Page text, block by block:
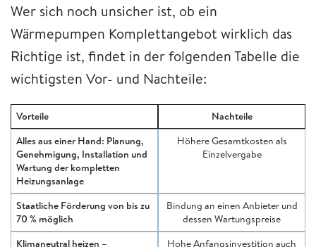
Wer sich noch unsicher ist, ob ein
Wärmepumpen Komplettangebot wirklich das
Richtige ist, findet in der folgenden Tabelle die
wichtigsten Vor- und Nachteile:
Vorteile
Nachteile
Alles aus einer Hand: Planung,
Genehmigung, Installation und
Wartung der kompletten
Heizungsanlage
Höhere Gesamtkosten als
Einzelvergabe
Staatliche Förderung von bis zu
70 % möglich
Bindung an einen Anbieter und
dessen Wartungspreise
Klimaneutral heizen –
Hohe Anfangsinvestition auch